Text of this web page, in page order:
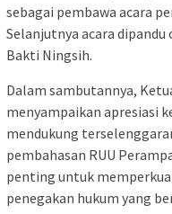
sebagai pembawa acara
Selanjutnya acara dipandu
Bakti Ningsih.
Dalam sambutannya,
menyampaikan apresiasi
mendukung
pembahasan RUU
penting untuk
penegakan hukum yang